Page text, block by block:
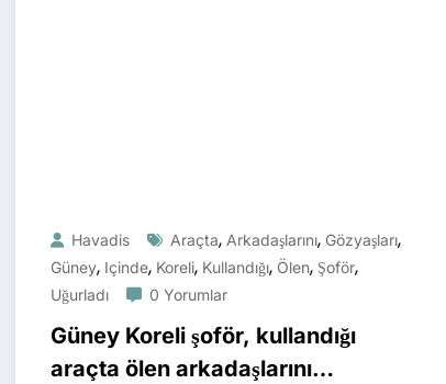
Havadis Araçta, Arkadaşlarını, Gözyaşları,
Güney, Içinde, Koreli, Kullandığı, Ölen, Şoför,
Uğurladı 0 Yorumlar
Güney Koreli şoför, kullandığı
araçta ölen arkadaşlarını